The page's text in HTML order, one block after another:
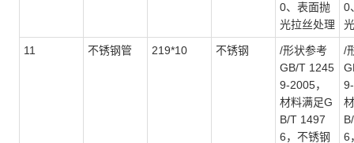
0、表面抛
光拉丝处理
0
11 不锈钢管 219*10 不锈钢
/形状参考
GB/T 1245
9-2005，
材料满足G
B/T 1497
6，不锈钢
/
6